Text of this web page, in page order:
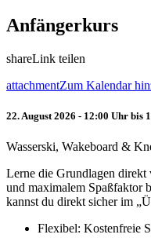
Anfängerkurs
shareLink teilen
attachmentZum Kalendar
22. August 2026 - 12:00 Uhr bis
Wasserski, Wakeboard &
Lerne die Grundlagen
und maximalem Spaßfaktor
kannst du direkt sicher im
Flexibel: Kostenfreie